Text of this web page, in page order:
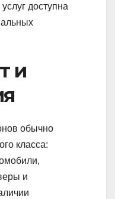
доступна
и
обычно
класса:
и